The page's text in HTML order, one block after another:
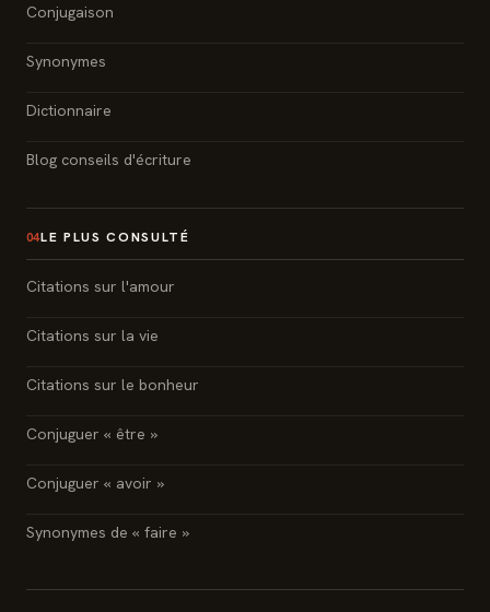
Conjugaison
Synonymes
Dictionnaire
Blog conseils d'écriture
04LE PLUS CONSULTÉ
Citations sur l'amour
Citations sur la vie
Citations sur le bonheur
Conjuguer « être »
Conjuguer « avoir »
Synonymes de « faire »